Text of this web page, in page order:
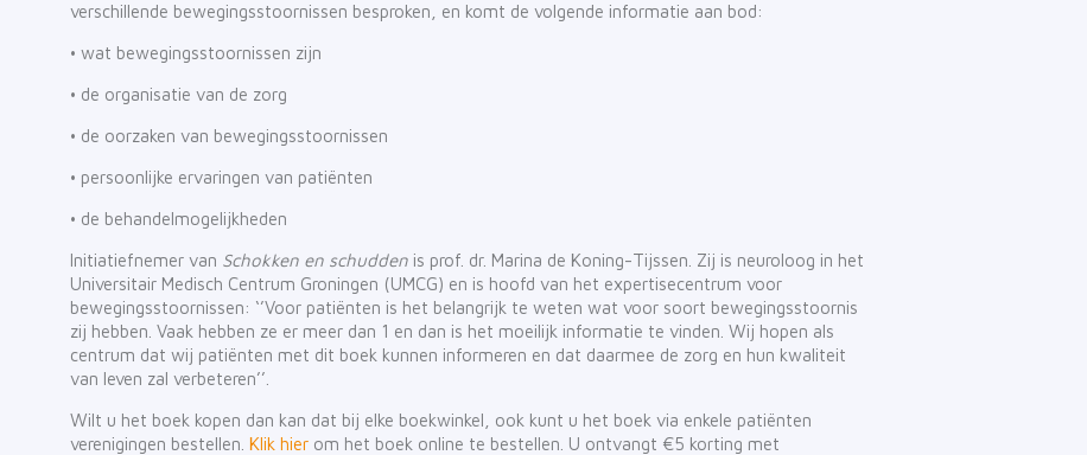
verschillende bewegingsstoornissen besproken, en komt de volgende informatie aan bod:
• wat bewegingsstoornissen zijn
• de organisatie van de zorg
• de oorzaken van bewegingsstoornissen
• persoonlijke ervaringen van patiënten
• de behandelmogelijkheden
Initiatiefnemer van Schokken en schudden is prof. dr. Marina de Koning-Tijssen. Zij is neuroloog in het
Universitair Medisch Centrum Groningen (UMCG) en is hoofd van het expertisecentrum voor
bewegingsstoornissen: ‘’Voor patiënten is het belangrijk te weten wat voor soort bewegingsstoornis
zij hebben. Vaak hebben ze er meer dan 1 en dan is het moeilijk informatie te vinden. Wij hopen als
centrum dat wij patiënten met dit boek kunnen informeren en dat daarmee de zorg en hun kwaliteit
van leven zal verbeteren’’.
Wilt u het boek kopen dan kan dat bij elke boekwinkel, ook kunt u het boek via enkele patiënten
verenigingen bestellen. Klik hier om het boek online te bestellen. U ontvangt €5 korting met